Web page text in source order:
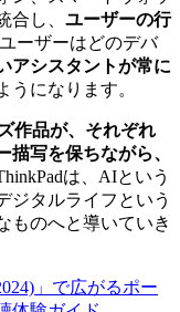
合し、 ユーザーの行
ーザーはどのデバ
アシスタントが常に
うになります。
作品が、それぞれ
写を保ちながら、
は、AIという
ジタルライフという
ものへと導いていき
」で広がるポー